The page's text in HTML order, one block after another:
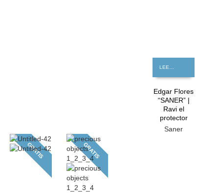
Edgar Flores
“SANER” |
Ravi el
protector
Saner
GRATIS GRATIS